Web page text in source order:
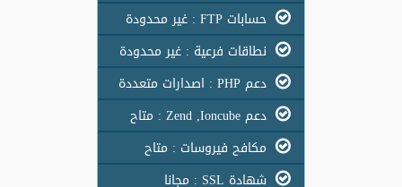
حسابات FTP : غير محدودة
نطاقات فرعية : غير محدودة
دعم PHP : اصدارات متعددة
دعم Zend ,Ioncube : متاح
مكافح فيروسات : متاح
شهادة SSL : مجانا